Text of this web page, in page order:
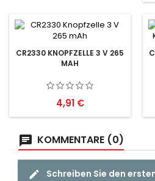
CR2330 KNOPFZELLE 3 V 265
MAH
Preis
4,91 €
KOMMENTARE (0)
Schreiben Sie den